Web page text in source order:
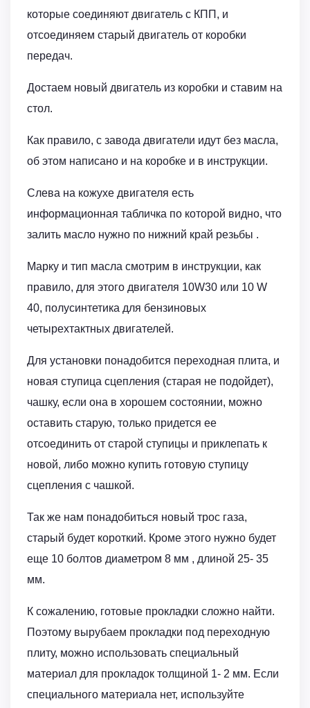
которые соединяют двигатель с КПП, и
отсоединяем старый двигатель от коробки
передач.
Достаем новый двигатель из коробки и ставим на
стол.
Как правило, с завода двигатели идут без масла,
об этом написано и на коробке и в инструкции.
Слева на кожухе двигателя есть
информационная табличка по которой видно, что
залить масло нужно по нижний край резьбы .
Марку и тип масла смотрим в инструкции, как
правило, для этого двигателя 10W30 или 10 W
40, полусинтетика для бензиновых
четырехтактных двигателей.
Для установки понадобится переходная плита, и
новая ступица сцепления (старая не подойдет),
чашку, если она в хорошем состоянии, можно
оставить старую, только придется ее
отсоединить от старой ступицы и приклепать к
новой, либо можно купить готовую ступицу
сцепления с чашкой.
Так же нам понадобиться новый трос газа,
старый будет короткий. Кроме этого нужно будет
еще 10 болтов диаметром 8 мм , длиной 25- 35
мм.
К сожалению, готовые прокладки сложно найти.
Поэтому вырубаем прокладки под переходную
плиту, можно использовать специальный
материал для прокладок толщиной 1- 2 мм. Если
специального материала нет, используйте